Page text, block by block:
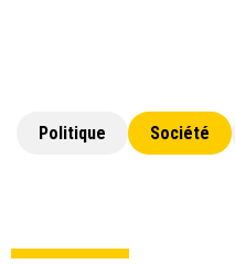
Politique Société